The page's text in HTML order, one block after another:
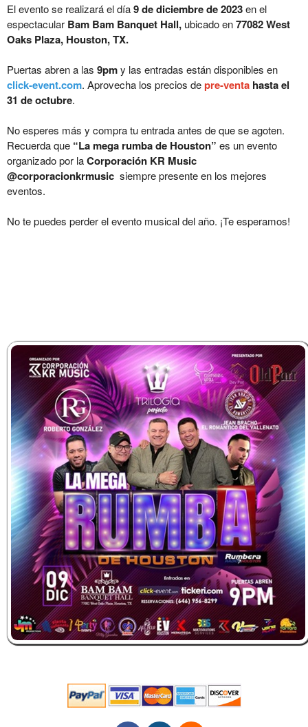
El evento se realizará el día9 de diciembre de 2023en el
espectacular Bam Bam Banquet Hall, ubicado en77082 West
Oaks Plaza, Houston, TX.
Puertas abren a las 9pmy las entradas están disponibles en
click-event.com. Aprovecha los precios depre-venta hasta el
31 de octubre.
No esperes más y compra tu entrada antes de que se agoten.
Recuerda que “La mega rumba de Houston” es un evento
organizado por laCorporación KR Music
@corporacionkrmusic siempre presente en los mejores
eventos.
No te puedes perder el evento musical del año. ¡Te esperamos!